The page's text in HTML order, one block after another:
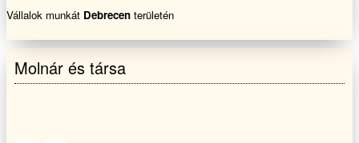
Vállalok munkát Debrecen területén
Molnár és társa